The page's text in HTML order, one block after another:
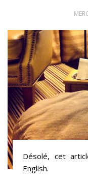
Désolé, cet
English.